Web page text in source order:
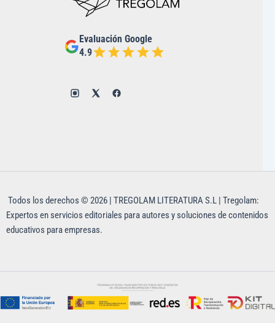
Evaluación Google
4.9
Todos los derechos © 2026 | TREGOLAM LITERATURA S.L | Tregolam:
Expertos en servicios editoriales para autores y soluciones de contenidos
educativos para empresas.